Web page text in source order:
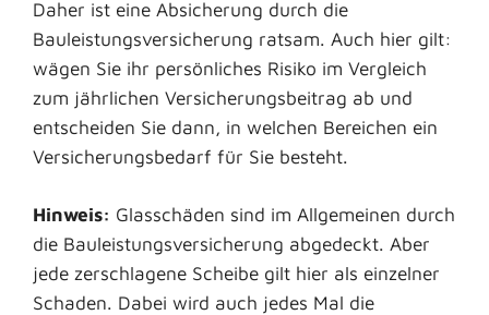
Daher ist eine Absicherung durch die
Bauleistungsversicherung ratsam. Auch hier gilt:
wägen Sie ihr persönliches Risiko im Vergleich
zum jährlichen Versicherungsbeitrag ab und
entscheiden Sie dann, in welchen Bereichen ein
Versicherungsbedarf für Sie besteht.
Hinweis: Glasschäden sind im Allgemeinen durch
die Bauleistungsversicherung abgedeckt. Aber
jede zerschlagene Scheibe gilt hier als einzelner
Schaden. Dabei wird auch jedes Mal die